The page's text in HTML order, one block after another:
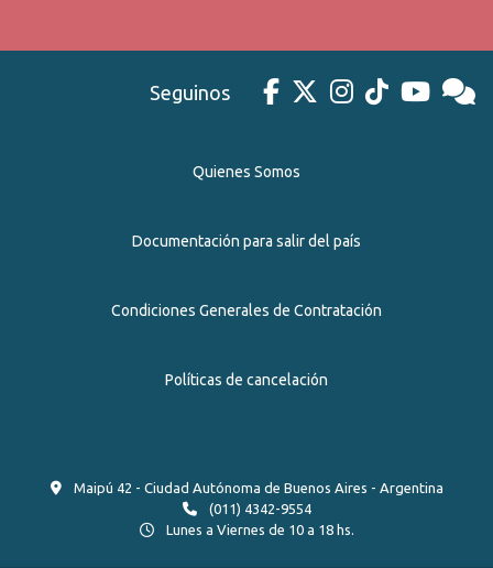
Seguinos
Quienes Somos
Documentación para salir del país
Condiciones Generales de Contratación
Políticas de cancelación
Maipú 42 - Ciudad Autónoma de Buenos Aires - Argentina
(011) 4342-9554
Lunes a Viernes de 10 a 18 hs.